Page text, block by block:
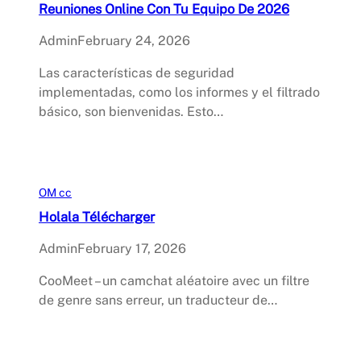
Reuniones Online Con Tu Equipo De 2026
AdminFebruary 24, 2026
Las características de seguridad
implementadas, como los informes y el filtrado
básico, son bienvenidas. Esto…
OM cc
Holala Télécharger
AdminFebruary 17, 2026
CooMeet – un camchat aléatoire avec un filtre
de genre sans erreur, un traducteur de…